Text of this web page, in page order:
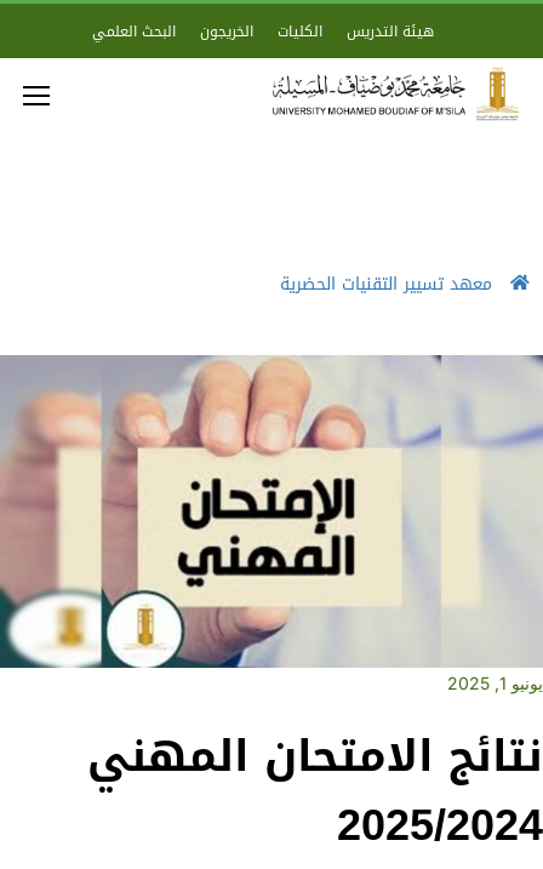
هيئة التدريس الكليات الخريجون البحث العلمي
معهد تسيير التقنيات الحضرية
يونيو 1, 2025
نتائج الامتحان المهني
2025/2024